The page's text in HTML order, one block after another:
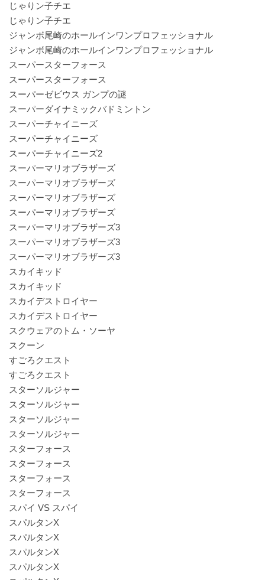
じゃりン子チエ
じゃりン子チエ
ジャンボ尾崎のホールインワンプロフェッショナル
ジャンボ尾崎のホールインワンプロフェッショナル
スーパースターフォース
スーパースターフォース
スーパーゼビウス ガンプの謎
スーパーダイナミックバドミントン
スーパーチャイニーズ
スーパーチャイニーズ
スーパーチャイニーズ2
スーパーマリオブラザーズ
スーパーマリオブラザーズ
スーパーマリオブラザーズ
スーパーマリオブラザーズ
スーパーマリオブラザーズ3
スーパーマリオブラザーズ3
スーパーマリオブラザーズ3
スカイキッド
スカイキッド
スカイデストロイヤー
スカイデストロイヤー
スクウェアのトム・ソーヤ
スクーン
すごろクエスト
すごろクエスト
スターソルジャー
スターソルジャー
スターソルジャー
スターソルジャー
スターフォース
スターフォース
スターフォース
スターフォース
スパイ VS スパイ
スパルタンX
スパルタンX
スパルタンX
スパルタンX